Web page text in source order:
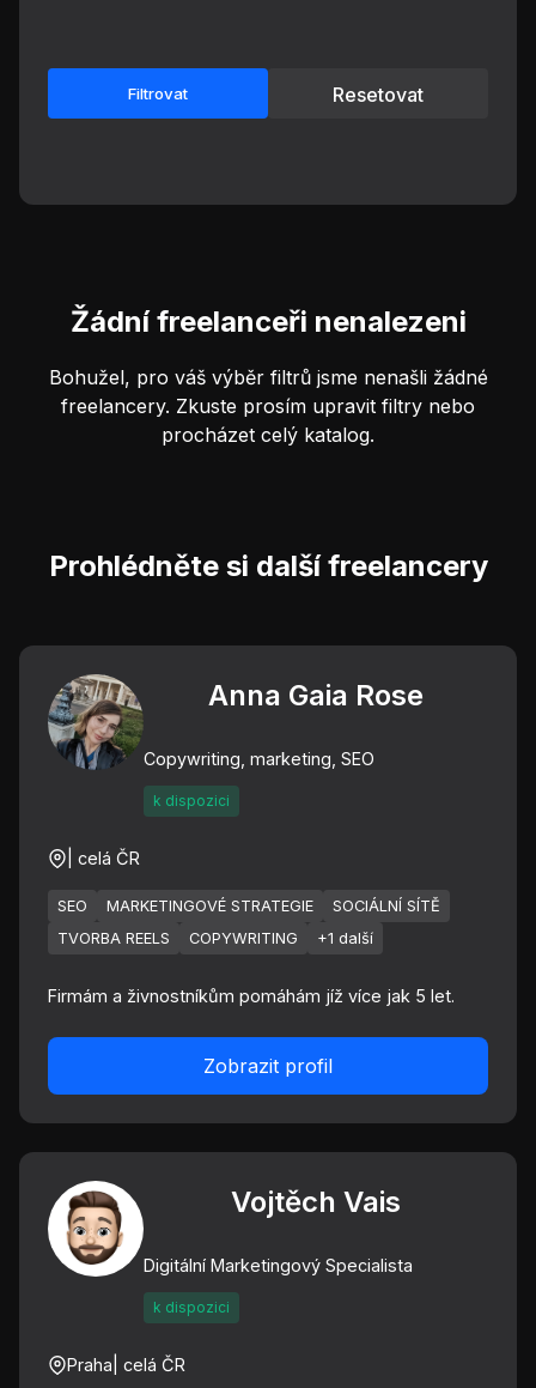
Filtrovat Resetovat
Žádní freelanceři nenalezeni
Bohužel, pro váš výběr filtrů jsme nenašli žádné
freelancery. Zkuste prosím upravit filtry nebo
procházet celý katalog.
Prohlédněte si další freelancery
Anna Gaia Rose
Copywriting, marketing, SEO
k dispozici
| celá ČR
SEO MARKETINGOVÉ STRATEGIE
SOCIÁLNÍ SÍTĚ
TVORBA REELS
COPYWRITING +1 další
Firmám a živnostníkům pomáhám jíž více jak 5 let.
Zobrazit profil
Vojtěch Vais
Digitální Marketingový Specialista
k dispozici
Praha | celá ČR